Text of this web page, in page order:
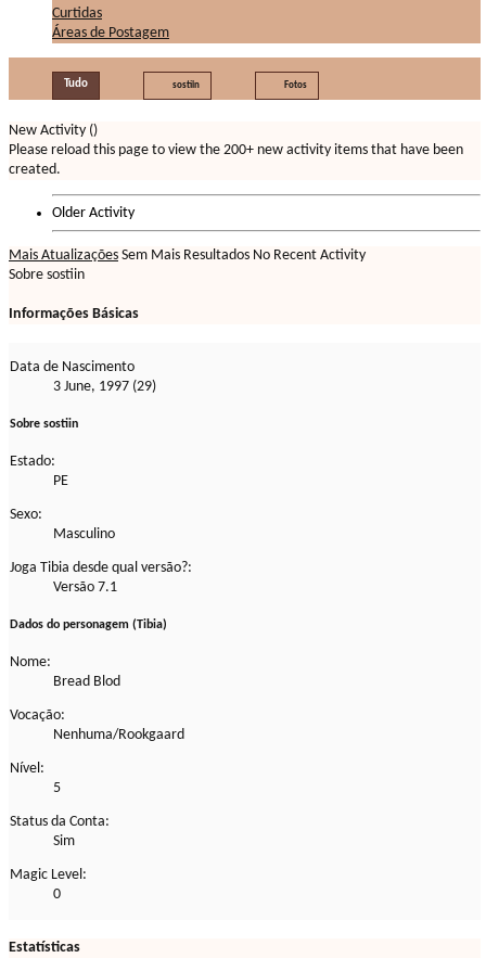
Curtidas
Áreas de Postagem
Tudo sostiin Fotos
New Activity ()
Please reload this page to view the 200+ new activity items that have been
created.
Older Activity
Mais Atualizações Sem Mais Resultados No Recent Activity
Sobre sostiin
Informações Básicas
Data de Nascimento
3 June, 1997 (29)
Sobre sostiin
Estado:
PE
Sexo:
Masculino
Joga Tibia desde qual versão?:
Versão 7.1
Dados do personagem (Tibia)
Nome:
Bread Blod
Vocação:
Nenhuma/Rookgaard
Nível:
5
Status da Conta:
Sim
Magic Level:
0
Estatísticas